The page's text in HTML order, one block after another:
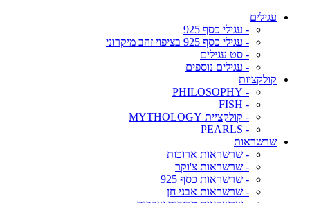
עגילים
- עגילי כסף 925
- עגילי כסף 925 בציפוי זהב מיקרוני
- סט עגילים
- עגילים נוספים
קולקציות
- PHILOSOPHY
- FISH
- קולקציית MYTHOLOGY
- PEARLS
שרשראות
- שרשראות ארוכות
- שרשראות צ'וקר
- שרשראות כסף 925
- שרשראות אבני חן